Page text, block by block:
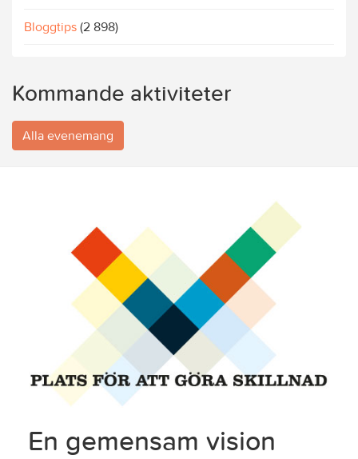
Bloggtips (2 898)
Kommande aktiviteter
Alla evenemang
En gemensam vision